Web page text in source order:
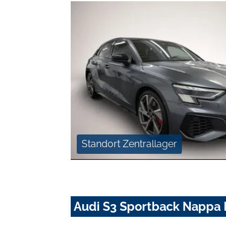
Standort Zentrallager
Audi S3 Sportback Nappa